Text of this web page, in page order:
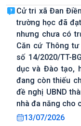
Cử tri xã Đan
trường học đã
nhưng chưa có
Căn cứ Thông tư
số 14/2020/TT-
dục và Đào tạo,
đang còn thiếu
đề nghị UBND
nhà đa năng cho
13/07/2026